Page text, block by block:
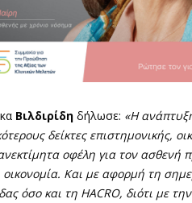
Βιλδιρίδη δήλωσε: «Η
δείκτες επιστημονικής,
οφέλη για τον ασθενή
οικονομία. Και με αφορμή τη
όσο και τη HACRO, διότι με